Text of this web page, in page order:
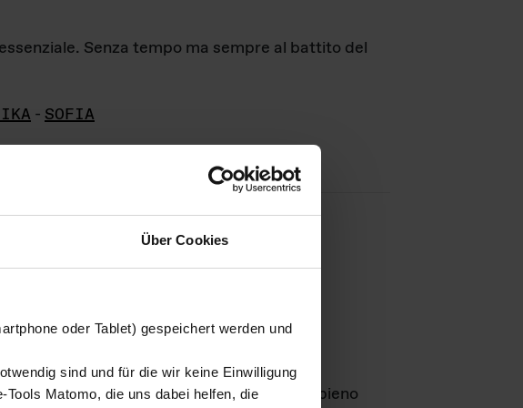
Über Cookies
oder Tablet) gespeichert werden und
sind und für die wir keine Einwilligung
Matomo, die uns dabei helfen, die
Senza tempo ma sempre al battito del
- SOFIA
daDas ganze LebenGmbH e rimangono in pieno